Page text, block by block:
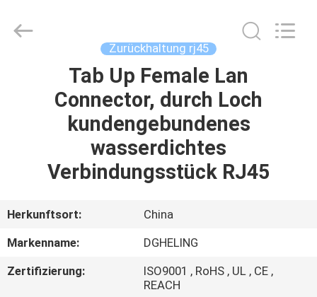
PRODUKTE
ÜBER
FABRIK-
Rights
Reserved.
Zurückhaltung rj45
Tab Up Female Lan
Connector, durch Loch
kundengebundenes
wasserdichtes
Verbindungsstück RJ45
Herkunftsort:
China
Markenname:
DGHELING
Zertifizierung:
ISO9001 , RoHS , UL , CE ,
REACH